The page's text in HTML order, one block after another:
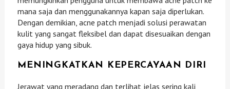
mana saja dan menggunakannya kapan saja diperlukan.
Dengan demikian, acne patch menjadi solusi perawatan
kulit yang sangat fleksibel dan dapat disesuaikan dengan
gaya hidup yang sibuk.
MENINGKATKAN KEPERCAYAAN DIRI
Jerawat yang meradang dan terlihat jelas sering kali